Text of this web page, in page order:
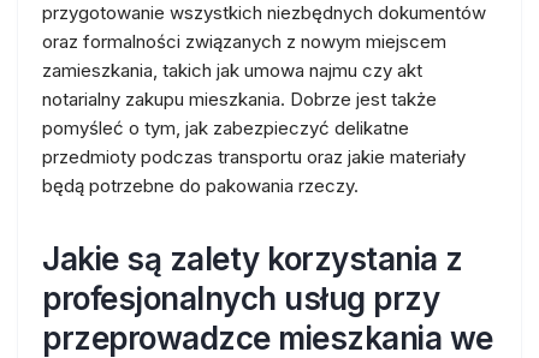
przygotowanie wszystkich niezbędnych dokumentów
oraz formalności związanych z nowym miejscem
zamieszkania, takich jak umowa najmu czy akt
notarialny zakupu mieszkania. Dobrze jest także
pomyśleć o tym, jak zabezpieczyć delikatne
przedmioty podczas transportu oraz jakie materiały
będą potrzebne do pakowania rzeczy.
Jakie są zalety korzystania z
profesjonalnych usług przy
przeprowadzce mieszkania we